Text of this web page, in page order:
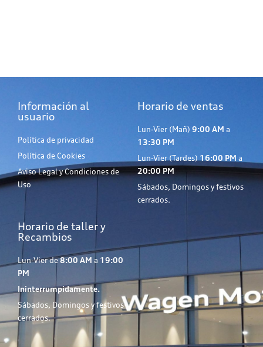
Información al
usuario
Política de privacidad
Política de Cookies
Aviso Legal y Condiciones de
Uso
Horario de ventas
Lun-Vier (Mañ) 9:00 AM a
13:30 PM
Lun-Vier (Tardes) 16:00 PM a
20:00 PM
Sábados, Domingos y festivos
cerrados.
Horario de taller y
Recambios
Lun-Vier de8:00 AM a 19:00
PM
Ininterrumpidamente.
Sábados, Domingos y festivos
cerrados.